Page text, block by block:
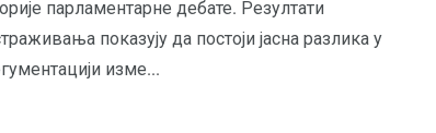
парламентарне дебате. Резултати
показују да постоји јасна разлика у
изме...